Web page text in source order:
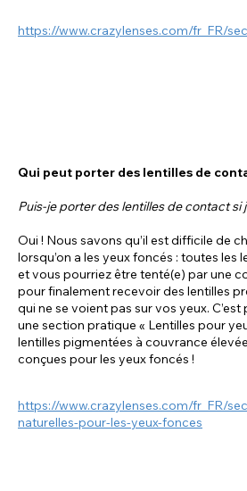
https://www.crazylenses.com/fr_FR/
Qui peut porter des lentilles de
Puis-je porter des lentilles de contact si
Oui ! Nous savons qu’il est difficile de
lorsqu’on a les yeux foncés : toutes les
et vous pourriez être tenté(e) par une
pour finalement recevoir des lentilles
qui ne se voient pas sur vos yeux.
une section pratique « Lentilles pour
lentilles pigmentées à couvrance
conçues pour les yeux foncés !
https://www.crazylenses.com/fr_FR/
naturelles-pour-les-yeux-fonces